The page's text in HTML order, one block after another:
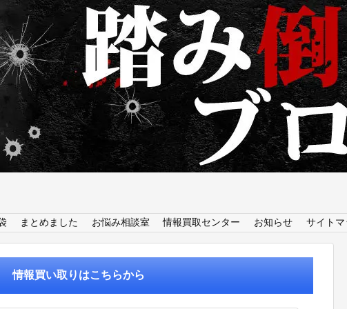
まとめました お悩み相談室 情報買取センター お知らせ サイトマ
情報買い取りはこちらから